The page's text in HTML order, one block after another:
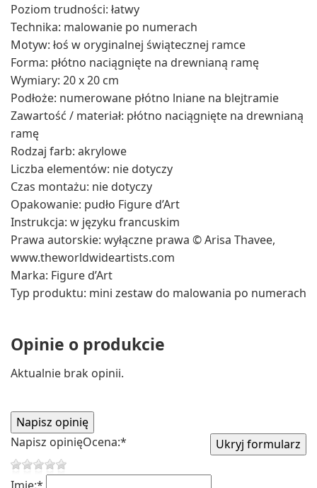
Poziom trudności: łatwy
Technika: malowanie po numerach
Motyw: łoś w oryginalnej świątecznej ramce
Forma: płótno naciągnięte na drewnianą ramę
Wymiary: 20 x 20 cm
Podłoże: numerowane płótno lniane na blejtramie
Zawartość / materiał: płótno naciągnięte na drewnianą
ramę
Rodzaj farb: akrylowe
Liczba elementów: nie dotyczy
Czas montażu: nie dotyczy
Opakowanie: pudło Figure d’Art
Instrukcja: w języku francuskim
Prawa autorskie: wyłączne prawa © Arisa Thavee,
www.theworldwideartists.com
Marka: Figure d’Art
Typ produktu: mini zestaw do malowania po numerach
Opinie o produkcie
Aktualnie brak opinii.
Napisz opinięOcena:*